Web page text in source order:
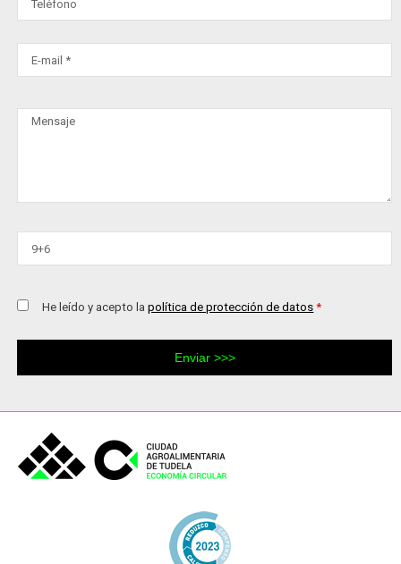
He leído y acepto lapolítica de protección de datos *